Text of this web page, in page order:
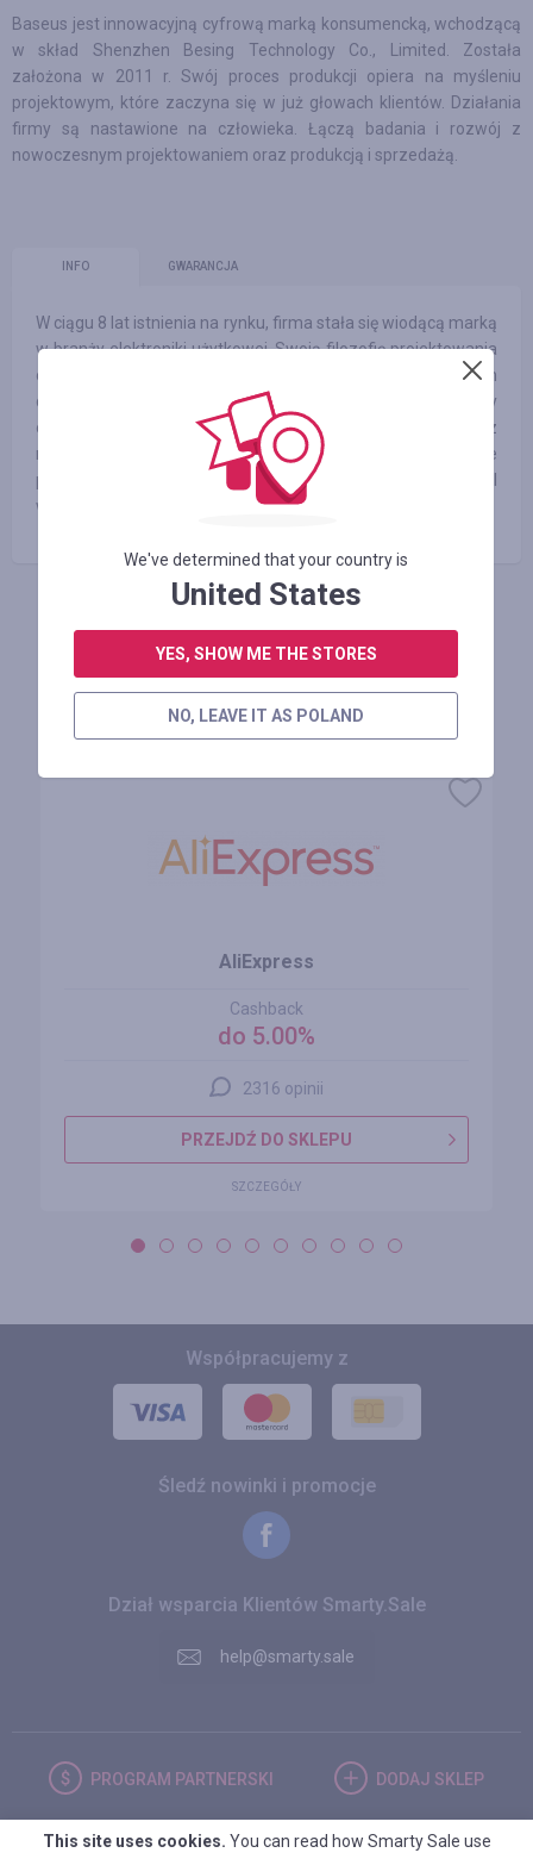
Baseus jest innowacyjną cyfrową marką konsumencką, wchodzącą
w skład Shenzhen Besing Technology Co., Limited. Została
założona w 2011 r. Swój proces produkcji opiera na myśleniu
projektowym, które zaczyna się w już głowach klientów. Działania
firmy są nastawione na człowieka. Łączą badania i rozwój z
nowoczesnym projektowaniem oraz produkcją i sprzedażą.
INFO GWARANCJA
W ciągu 8 lat istnienia na rynku, firma stała się wiodącą marką
w branży elektroniki użytkowej. Swoją filozofię projektowania
opiera na innowacyjnych rozwiązaniach, nowoczesnym
designie oraz praktycznych zastosowaniach. Jej produkty
oparte są na najnowszych technologiach i wykonane z
materiałów przyjaznych środowisku, stanowią połączenie
piękna z funkcjonalnością. Dbałość o każdy detal
wytwarzanego przedmiotu to cecha charakteryzująca markę
Podobne sklepy
AliExpress
Cashback
do 5.00%
2316 opinii
PRZEJDŹ DO SKLEPU
SZCZEGÓŁY
Współpracujemy z
Śledź nowinki i promocje
Dział wsparcia Klientów Smarty.Sale
help@smarty.sale
PROGRAM PARTNERSKI DODAJ SKLEP
POLSKA
This site uses cookies. You can read how Smarty Sale use
We've determined that your country is
United States
YES, SHOW ME THE STORES
NO, LEAVE IT AS POLAND